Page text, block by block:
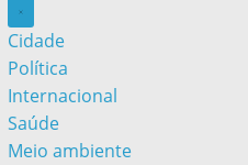
Cidade
Política
Internacional
Saúde
Meio ambiente